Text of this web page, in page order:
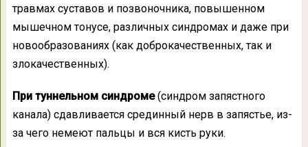
травмах суставов и позвоночника, повышенном
мышечном тонусе, различных синдромах и даже при
новообразованиях (как доброкачественных, так и
злокачественных).
При туннельном синдроме(синдром запястного
канала) сдавливается срединный нерв в запястье, из-
за чего немеют пальцы и вся кисть руки.